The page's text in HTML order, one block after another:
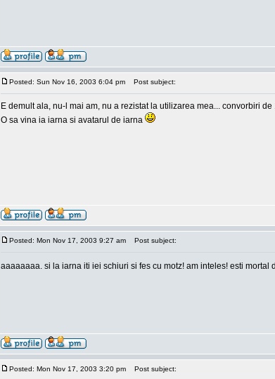
Posted: Sun Nov 16, 2003 6:04 pm Post subject:
E demult ala, nu-l mai am, nu a rezistat la utilizarea mea... convorbiri
O sa vina ia iarna si avatarul de iarna
Posted: Mon Nov 17, 2003 9:27 am Post subject:
aaaaaaaa. si la iarna iti iei schiuri si fes cu motz! am inteles! esti mortal
Posted: Mon Nov 17, 2003 3:20 pm Post subject: